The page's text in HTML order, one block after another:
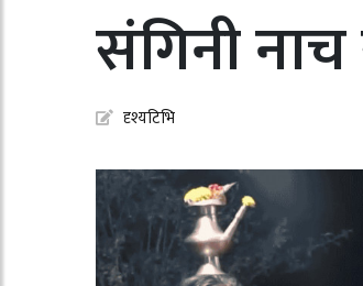
संगिनी
दृश्यटिभि